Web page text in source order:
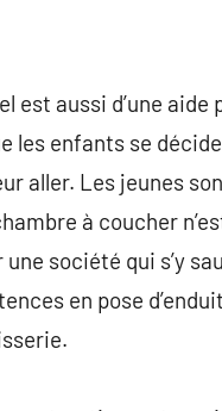
aussi d’une aide
les enfants se
aller. Les jeunes
à coucher
société qui s’y
en pose